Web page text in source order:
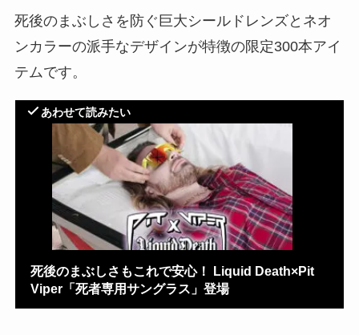
死後のまぶしさを防ぐ巨大シールドレンズとネオ
ンカラーの派手なデザインが特徴の限定300本アイ
テムです。
あわせて読みたい
死後のまぶしさもこれで安心！ Liquid Death×Pit
Viper「死者専用サングラス」登場